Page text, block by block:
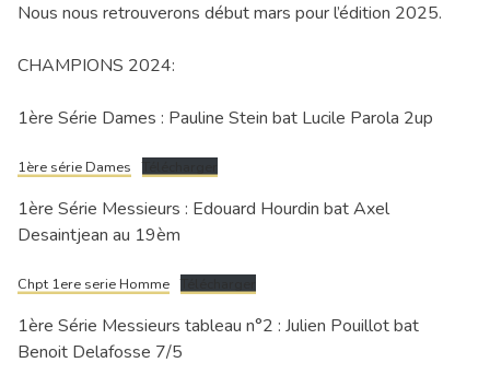
Nous nous retrouverons début mars pour l’édition 2025.
CHAMPIONS 2024:
1ère Série Dames : Pauline Stein bat Lucile Parola 2up
1ère série Dames Télécharger
1ère Série Messieurs : Edouard Hourdin bat Axel
Desaintjean au 19èm
Chpt 1ere serie Homme Télécharger
1ère Série Messieurs tableau n°2 : Julien Pouillot bat
Benoit Delafosse 7/5